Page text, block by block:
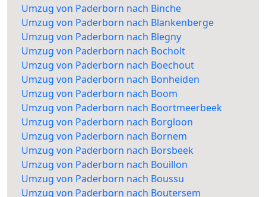
Umzug von Paderborn nach Binche
Umzug von Paderborn nach Blankenberge
Umzug von Paderborn nach Blegny
Umzug von Paderborn nach Bocholt
Umzug von Paderborn nach Boechout
Umzug von Paderborn nach Bonheiden
Umzug von Paderborn nach Boom
Umzug von Paderborn nach Boortmeerbeek
Umzug von Paderborn nach Borgloon
Umzug von Paderborn nach Bornem
Umzug von Paderborn nach Borsbeek
Umzug von Paderborn nach Bouillon
Umzug von Paderborn nach Boussu
Umzug von Paderborn nach Boutersem